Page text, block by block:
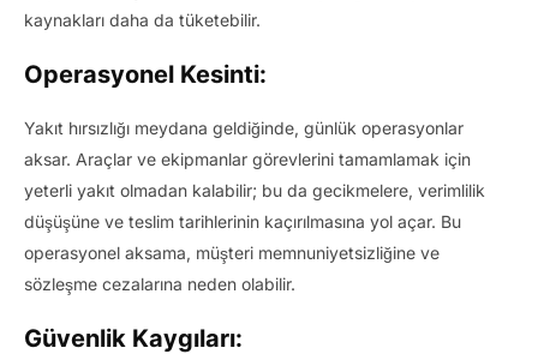
kaynakları daha da tüketebilir.
Operasyonel Kesinti:
Yakıt hırsızlığı meydana geldiğinde, günlük operasyonlar
aksar. Araçlar ve ekipmanlar görevlerini tamamlamak için
yeterli yakıt olmadan kalabilir; bu da gecikmelere, verimlilik
düşüşüne ve teslim tarihlerinin kaçırılmasına yol açar. Bu
operasyonel aksama, müşteri memnuniyetsizliğine ve
sözleşme cezalarına neden olabilir.
Güvenlik Kaygıları: